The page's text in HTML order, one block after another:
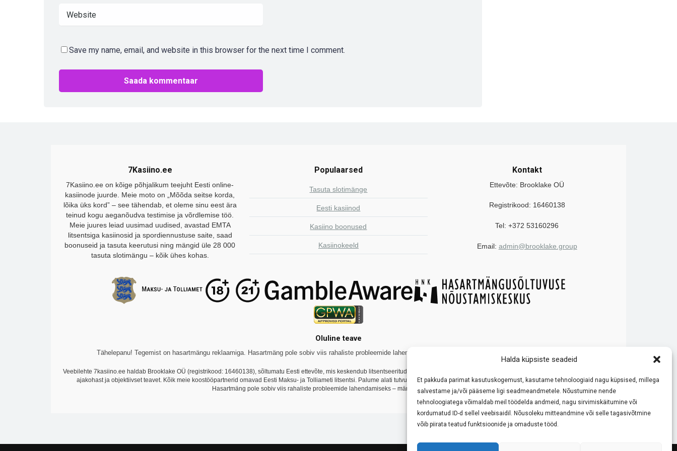
Halda küpsiste seadeid
Et pakkuda parimat kasutuskogemust, kasutame tehnoloogiaid nagu küpsised, millega
salvestame ja/või pääseme ligi seadmeandmetele. Nõustumine nende
tehnoloogiatega võimaldab meil töödelda andmeid, nagu sirvimiskäitumine või
kordumatud ID-d sellel veebisaidil. Nõusoleku mitteandmine või selle tagasivõtmine
võib piirata teatud funktsioonide ja omaduste tööd.
Save my name, email, and website in this browser for the next time I comment.
7Kasiino.ee
7Kasiino.ee on kõige põhjalikum teejuht Eesti online-
kasiinode juurde. Meie moto on „Mõõda seitse korda,
lõika üks kord” – see tähendab, et oleme sinu eest ära
teinud kogu aeganõudva testimise ja võrdlemise töö.
Meie juures leiad uusimad uudised, avastad EMTA
litsentsiga kasiinosid ja spordiennustuse saite, saad
boonuseid ja tasuta keerutusi ning mängid üle 28 000
tasuta slotimängu – kõik ühes kohas.
Populaarsed
Tasuta slotimänge
Eesti kasiinod
Kasiino boonused
Kasiinokeeld
Kontakt
Ettevõte: Brooklake OÜ
Registrikood: 16460138
Tel: +372 53160296
Email: admin@brooklake.group
Oluline teave
Tähelepanu! Tegemist on hasartmängu reklaamiga. Hasartmäng pole sobiv viis rahaliste probleemide lahendamiseks. Tutvuge reeglitega ja käituge vastutustundlikult!
Veebilehte 7kasiino.ee haldab Brooklake OÜ (registrikood: 16460138), sõltumatu Eesti ettevõte, mis keskendub litsentseeritud online-kasiinode võrdlemisele ja tutvustamisele. Meie eesmärk on pakkuda
ajakohast ja objektiivset teavet. Kõik meie koostööpartnerid omavad Eesti Maksu- ja Tolliameti litsentsi. Palume alati tutvuda konkreetse kasiino reeglite ja boonustingimustega enne mängimist.
Hasartmäng pole sobiv viis rahaliste probleemide lahendamiseks – mängi vastutustundlikult.